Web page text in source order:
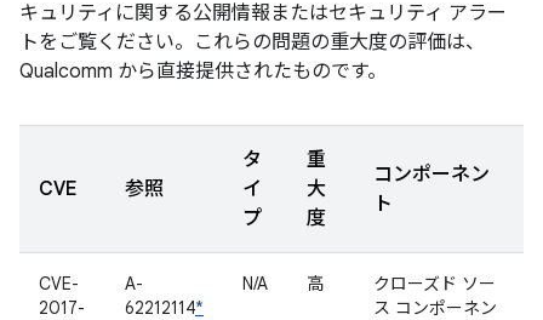
キュリティに関する公開情報またはセキュリティ アラー
トをご覧ください。これらの問題の重大度の評価は、
Qualcomm から直接提供されたものです。
CVE 参照
タ
イ
プ
重
大
度
コンポーネン
ト
CVE-
2017-
A-
62212114*
N/A 高
クローズド ソー
ス コンポーネン